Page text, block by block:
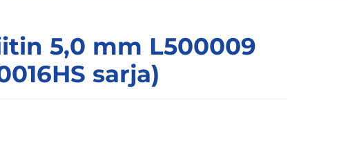
5,0 mm L500009
sarja)